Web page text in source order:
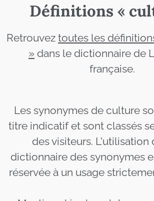
Définitions «
Retrouvez toutes les
» dans le dictionnaire de
française.
Les synonymes de culture
titre indicatif et sont classés
des visiteurs. L'utilisation
dictionnaire des synonymes
réservée à un usage